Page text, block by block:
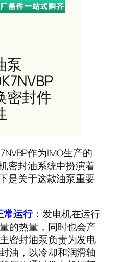
泵
密封件
作为IMO生产的
密封油系统中扮演着
是关于这款油泵重要
常运行：发电机在运行
的热量，同时也会产
密封油泵负责为发电
油，以冷却和润滑轴